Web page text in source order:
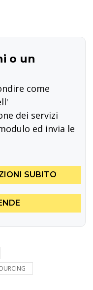
o un
come
dei servizi
ed invia le
SUBITO